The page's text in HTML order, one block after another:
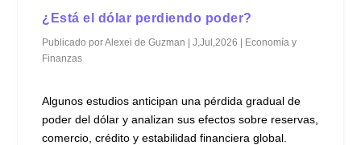
¿Está el dólar perdiendo poder?
Publicado porAlexei de Guzman |J,Jul,2026 | Economía y
Finanzas
Algunos estudios anticipan una pérdida gradual de
poder del dólar y analizan sus efectos sobre reservas,
comercio, crédito y estabilidad financiera global.